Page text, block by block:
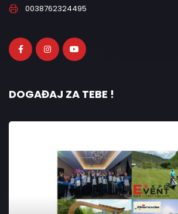
0038762324495
DOGAĐAJ ZA TEBE !